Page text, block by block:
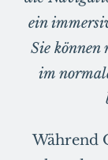
ein
Sie können
im
Während